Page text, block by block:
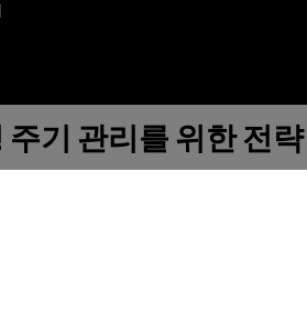
기 관리를 위한 전략